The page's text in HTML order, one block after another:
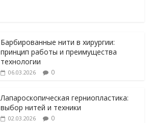
Барбированные нити в хирургии:
принцип работы и преимущества
технологии
06.03.2026 0
Лапароскопическая герниопластика:
выбор нитей и техники
02.03.2026 0